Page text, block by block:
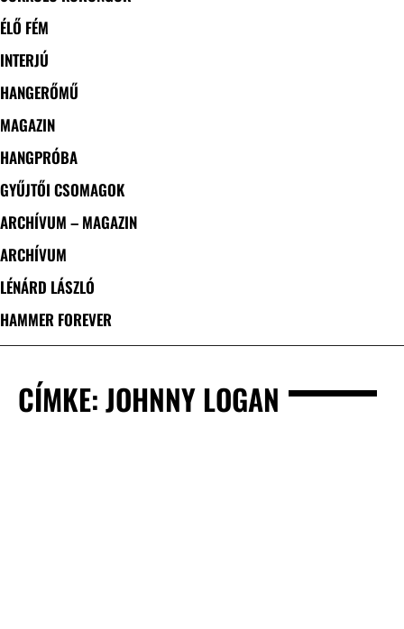
ÉLŐ FÉM
INTERJÚ
HANGERŐMŰ
MAGAZIN
HANGPRÓBA
GYŰJTŐI CSOMAGOK
ARCHÍVUM – MAGAZIN
ARCHÍVUM
LÉNÁRD LÁSZLÓ
HAMMER FOREVER
CÍMKE: JOHNNY LOGAN